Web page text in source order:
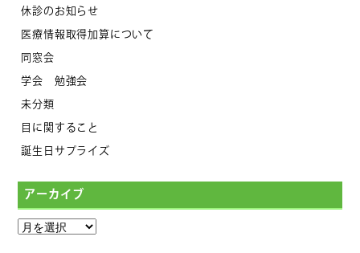
休診のお知らせ
医療情報取得加算について
同窓会
学会 勉強会
未分類
目に関すること
誕生日サプライズ
アーカイブ